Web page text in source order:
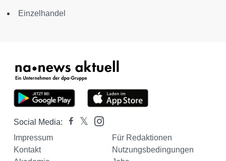
Einzelhandel
Social Media:
Impressum
Für Redaktionen
Kontakt
Nutzungsbedingungen